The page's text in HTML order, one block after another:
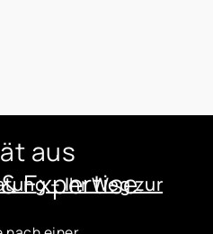
aus
Expertise.
– Ihr Weg zur